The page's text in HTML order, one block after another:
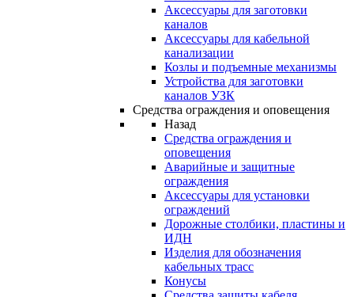
Аксессуары для заготовки
каналов
Аксессуары для кабельной
канализации
Козлы и подъемные механизмы
Устройства для заготовки
каналов УЗК
Средства ограждения и оповещения
Назад
Средства ограждения и
оповещения
Аварийные и защитные
ограждения
Аксессуары для установки
ограждений
Дорожные столбики, пластины и
ИДН
Изделия для обозначения
кабельных трасс
Конусы